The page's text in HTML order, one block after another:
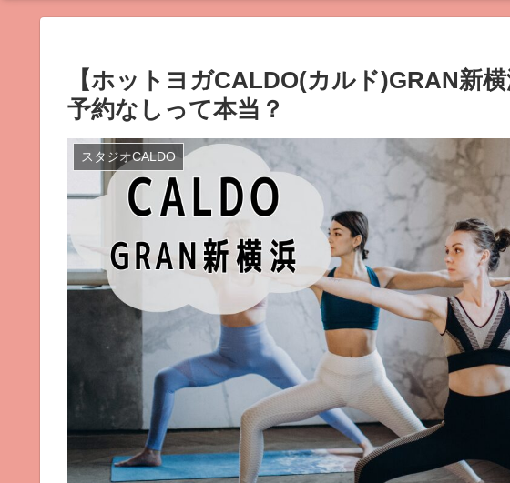
【ホットヨガCALDO(カルド)GRAN新
予約なしって本当？
スタジオCALDO